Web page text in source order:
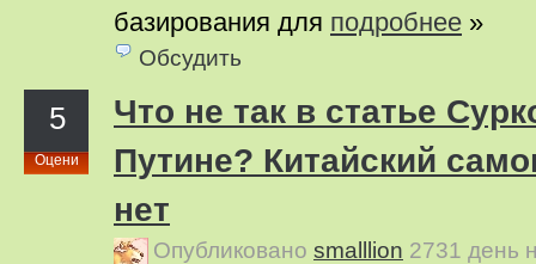
базирования для подробнее »
Обсудить
5
Оцени
Что не так в статье
Путине? Китайский
нет
Опубликовано smalllion 2731 день